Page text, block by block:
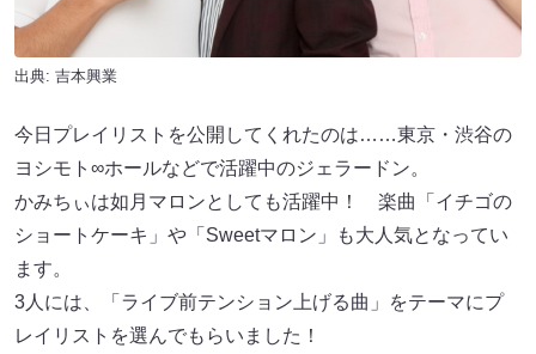
出典: 吉本興業
今日プレイリストを公開してくれたのは……東京・渋谷の
ヨシモト∞ホールなどで活躍中のジェラードン。
かみちぃは如月マロンとしても活躍中！ 楽曲「イチゴの
ショートケーキ」や「Sweetマロン」も大人気となってい
ます。
3人には、「ライブ前テンション上げる曲」をテーマにプ
レイリストを選んでもらいました！